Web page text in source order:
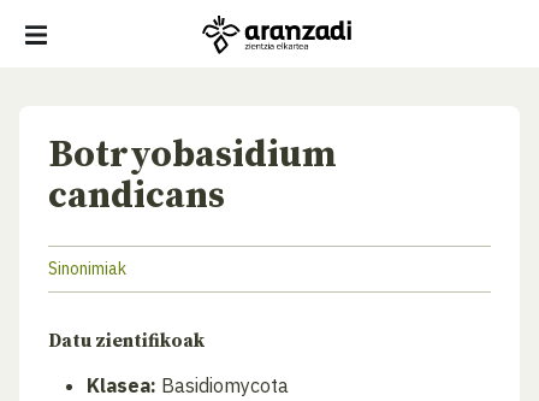
Botryobasidium
candicans
Sinonimiak
Datu zientifikoak
Klasea: Basidiomycota